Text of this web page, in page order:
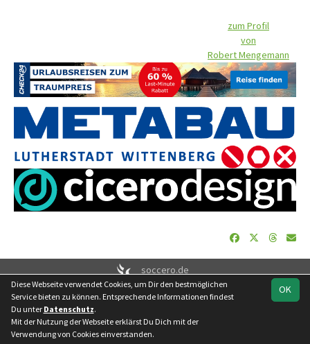
zum Profil
von
Robert Mengemann
soccero.de
© 2006 - 2026
Besucherstatistik Geburtstage Impressum
Datenschutz
Kontakt
OK
Diese Webseite verwendet Cookies, um Dir den bestmöglichen
Service bieten zu können. Entsprechende Informationen findest
Du unter Datenschutz.
Mit der Nutzung der Webseite erklärst Du Dich mit der
Verwendung von Cookies einverstanden.